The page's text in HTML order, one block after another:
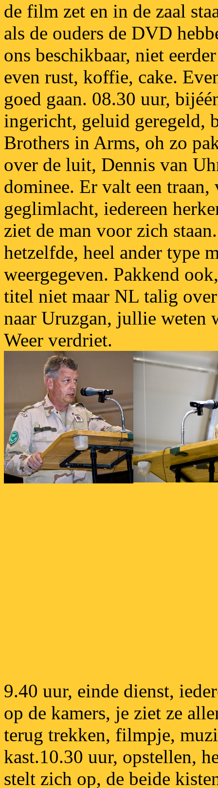
de film zet en in de zaal
als de ouders de DVD
ons beschikbaar, niet
even rust, koffie, cake.
goed gaan. 08.30 uur,
ingericht, geluid geregeld,
Brothers in Arms, oh zo
over de luit, Dennis van
dominee. Er valt een
geglimlacht, iedereen
ziet de man voor zich
hetzelfde, heel ander type
weergegeven. Pakkend
titel niet maar NL talig
naar Uruzgan, jullie weten
Weer verdriet.
9.40 uur, einde dienst,
op de kamers, je ziet ze
terug trekken, filmpje,
kast.10.30 uur, opstellen,
stelt zich op, de beide